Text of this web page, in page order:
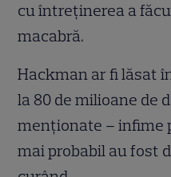
cu întreținerea a
macabră.
Hackman ar fi lăsat
la 80 de milioane de
menționate – infime
mai probabil au fost